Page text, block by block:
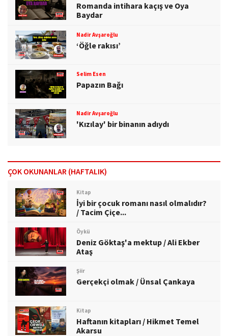
Romanda intihara kaçış ve Oya
Baydar
Nadir Avşaroğlu
‘Öğle rakısı’
Selim Esen
Papazın Bağı
Nadir Avşaroğlu
'Kızılay' bir binanın adıydı
ÇOK OKUNANLAR (HAFTALIK)
Kitap
İyi bir çocuk romanı nasıl olmalıdır?
/ Tacim Çiçe...
Öykü
Deniz Göktaş'a mektup / Ali Ekber
Ataş
Şiir
Gerçekçi olmak / Ünsal Çankaya
Kitap
Haftanın kitapları / Hikmet Temel
Akarsu